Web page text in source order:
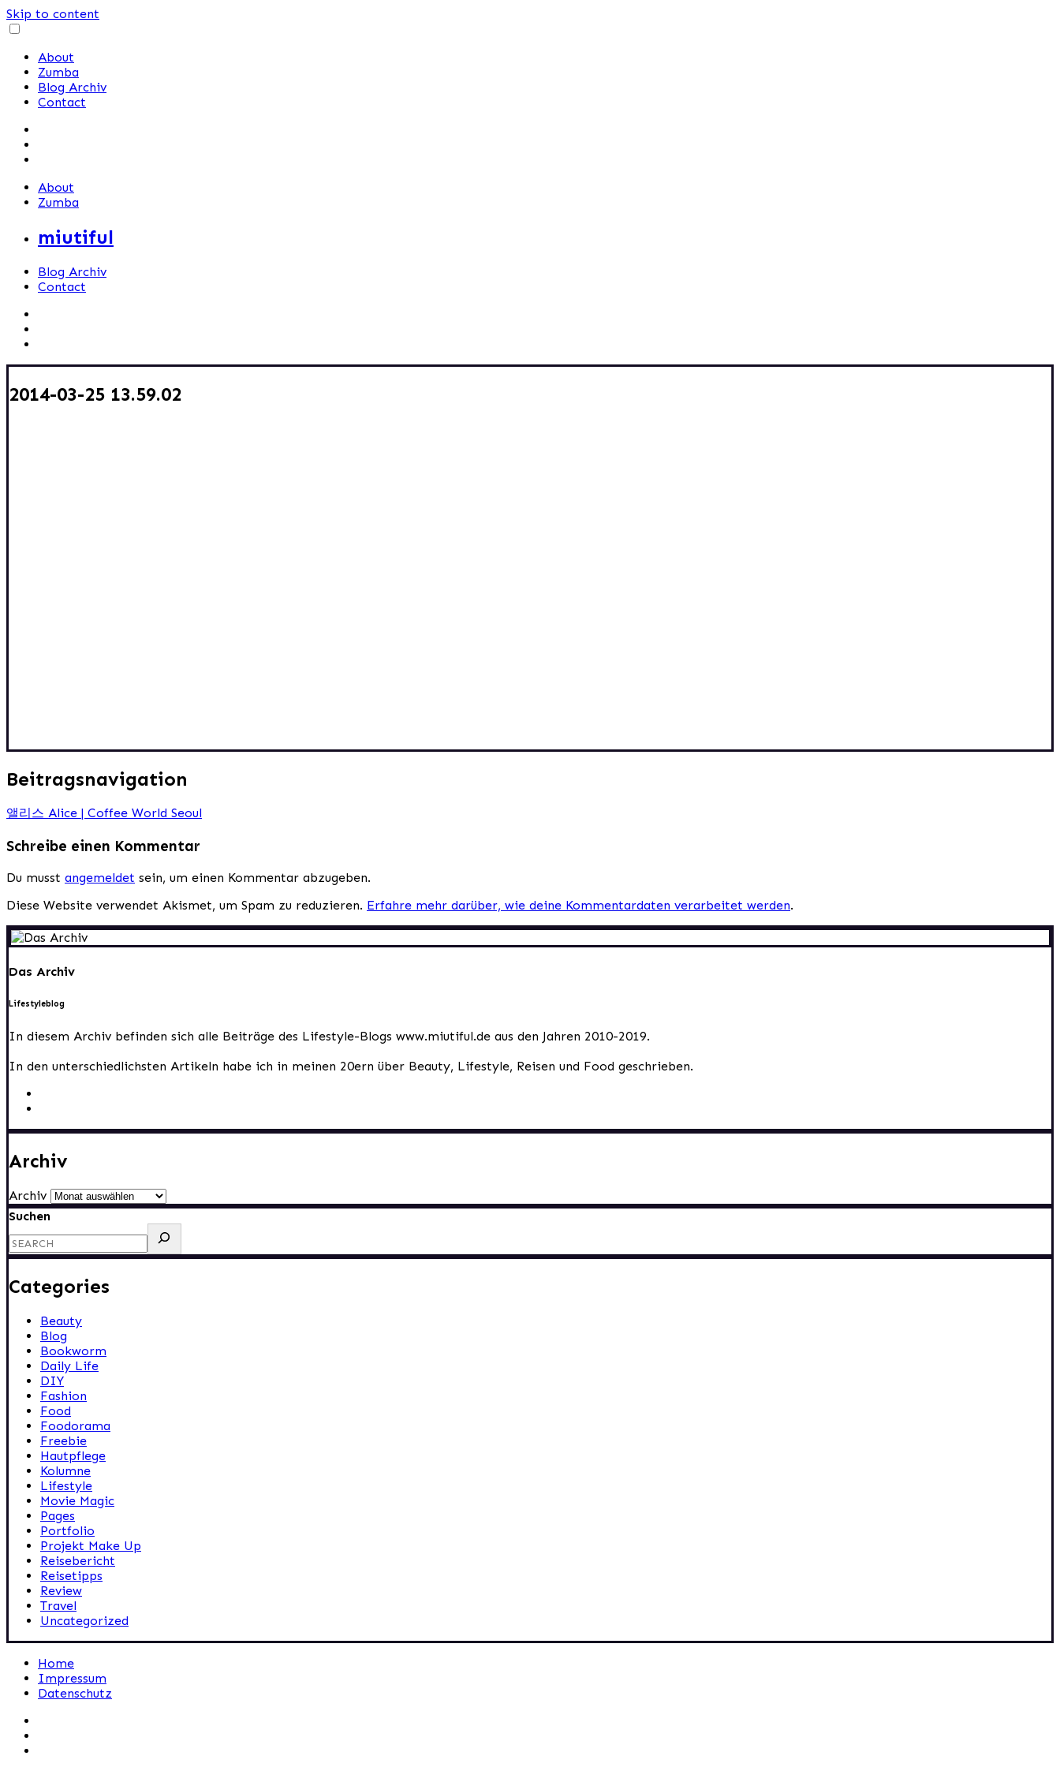
Skip to content
About
Zumba
Blog Archiv
Contact
About
Zumba
miutiful
Blog Archiv
Contact
2014-03-25 13.59.02
Beitragsnavigation
앨리스 Alice | Coffee World Seoul
Schreibe einen Kommentar
Du musst angemeldet sein, um einen Kommentar abzugeben.
Diese Website verwendet Akismet, um Spam zu reduzieren. Erfahre mehr darüber, wie deine Kommentardaten verarbeitet werden.
Das Archiv
Lifestyleblog
In diesem Archiv befinden sich alle Beiträge des Lifestyle-Blogs www.miutiful.de aus den Jahren 2010-2019.
In den unterschiedlichsten Artikeln habe ich in meinen 20ern über Beauty, Lifestyle, Reisen und Food geschrieben.
Archiv
Archiv
Suchen
Categories
Beauty
Blog
Bookworm
Daily Life
DIY
Fashion
Food
Foodorama
Freebie
Hautpflege
Kolumne
Lifestyle
Movie Magic
Pages
Portfolio
Projekt Make Up
Reisebericht
Reisetipps
Review
Travel
Uncategorized
Home
Impressum
Datenschutz